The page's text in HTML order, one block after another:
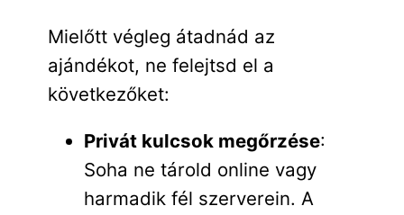
Mielőtt végleg átadnád az
ajándékot, ne felejtsd el a
következőket:
Privát kulcsok megőrzése:
Soha ne tárold online vagy
harmadik fél szerverein. A